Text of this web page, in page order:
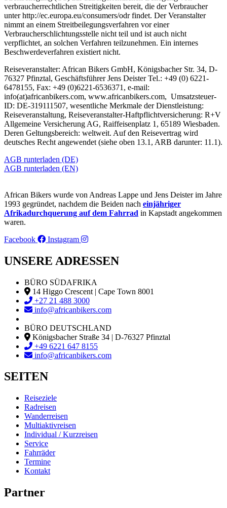
verbraucherrechtlichen Streitigkeiten bereit, die der Verbraucher
unter http://ec.europa.eu/consumers/odr findet. Der Veranstalter
nimmt an einem Streitbeilegungsverfahren vor einer
Verbraucherschlichtungsstelle nicht teil und ist auch nicht
verpflichtet, an solchen Verfahren teilzunehmen. Ein internes
Beschwerdeverfahren existiert nicht.
Reiseveranstalter: African Bikers GmbH, Königsbacher Str. 34, D-
76327 Pfinztal, Geschäftsführer Jens Deister Tel.: +49 (0) 6221-
6478155, Fax: +49 (0)6221-6536371, e-mail:
info(at)africanbikers.com, www.africanbikers.com, Umsatzsteuer-
ID: DE-319111507, wesentliche Merkmale der Dienstleistung:
Reiseveranstaltung, Reiseveranstalter-Haftpflichtversicherung: R+V
Allgemeine Versicherung AG, Raiffeisenplatz 1, 65189 Wiesbaden.
Deren Geltungsbereich: weltweit. Auf den Reisevertrag wird
deutsches Recht angewendet (siehe oben 13.1, ARB darunter: 11.1).
AGB runterladen (DE)
AGB runterladen (EN)
African Bikers wurde von Andreas Lappe und Jens Deister im Jahre
1993 gegründet, nachdem die Beiden nach einjähriger
Afrikadurchquerung auf dem Fahrrad in Kapstadt angekommen
waren.
Facebook
Instagram
UNSERE ADRESSEN
BÜRO SÜDAFRIKA
14 Higgo Crescent | Cape Town 8001
+27 21 488 3000
info@africanbikers.com
BÜRO DEUTSCHLAND
Königsbacher Straße 34 | D-76327 Pfinztal
+49 6221 647 8155
info@africanbikers.com
SEITEN
Reiseziele
Radreisen
Wanderreisen
Multiaktivreisen
Individual / Kurzreisen
Service
Fahrräder
Termine
Kontakt
Partner